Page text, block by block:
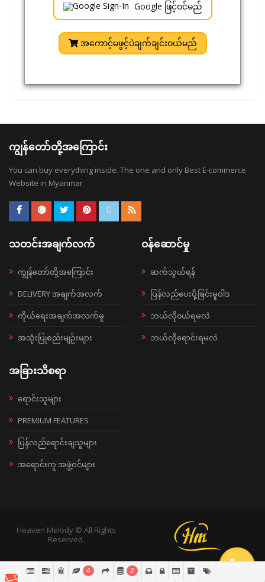
Google ဖြင့်ဝင်မည်
အကောင့်မဖွင့်ပဲချက်ချင်းဝယ်မည်
ကျွန်တော်တို့အကြောင်း
You can buy everything inside. The one and only Best E-commerce
Website in Myanmar
သတင်းအချက်လက်
ကျွန်တော်တို့အကြောင်း
DELIVERY အချက်အလက်
ကိုယ်ရေးအချက်အလက်မူ
အသုံးပြုစည်းမျဉ်းများ
ဝန်ဆောင်မှု
ဆက်သွယ်ရန်
ပြန်လည်ပေးပို့ခြင်းမူဝါဒ
ဘယ်လို၀ယ်ရမလဲ
ဘယ်လိုရောင်းရမလဲ
အခြားသိစရာ
ရောင်းသူများ
PREMIUM FEATURES
ပြန်လည်ရောင်းချသူများ
အရောင်းကူ အဖွဲ့ဝင်များ
Heaven Melody © All Rights
Reserved.
4 2